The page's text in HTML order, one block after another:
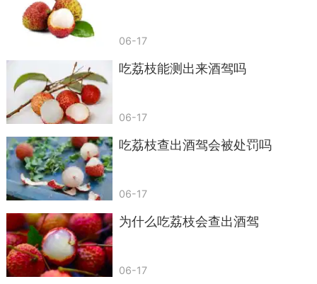
06-17
吃荔枝能测出来酒驾吗
06-17
吃荔枝查出酒驾会被处罚吗
06-17
为什么吃荔枝会查出酒驾
06-17